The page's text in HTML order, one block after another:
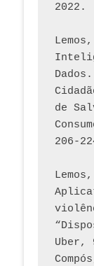
2022.
de
206-
Uber,